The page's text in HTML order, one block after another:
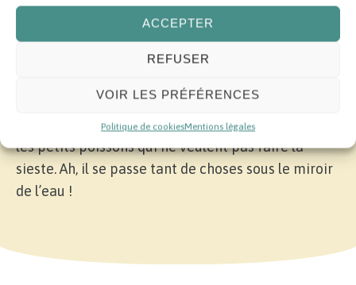
ACCEPTER
REFUSER
VOIR LES PRÉFÉRENCES
Politique de cookiesMentions légales
pas des histoires d’éléphants roses, de bêtes
poèmes ou des pièces de théâtre, elle chausse ses
palmes et son tuba pour rendre visite aux
subaquatiques, en compagnie d’Amélie, que lui est
venue l’idée d’écrire une histoire sur mesure pour
les petits poissons qui ne veulent pas faire la
sieste. Ah, il se passe tant de choses sous le miroir
de l’eau !